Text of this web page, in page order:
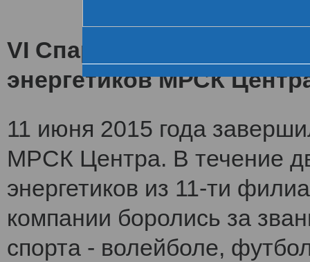
VI Спартакиада
энергетиков МРСК
11 июня 2015 года
МРСК Центра. В течение
энергетиков из 11-ти
компании боролись за
спорта - волейболе,